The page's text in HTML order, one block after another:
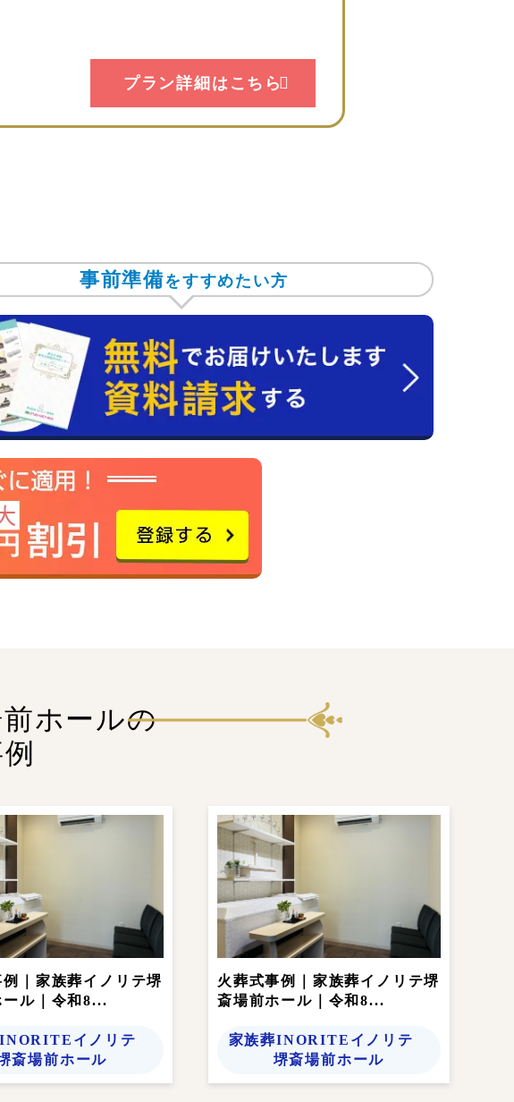
プラン詳細はこちら
事前準備をすすめたい方
ホールの
例｜家族葬イノリテ堺
ール｜令和8...
INORITEイノリテ
斎場前ホール
火葬式事例｜家族葬イノリテ堺
斎場前ホール｜令和8...
家族葬INORITEイノリテ
堺斎場前ホール